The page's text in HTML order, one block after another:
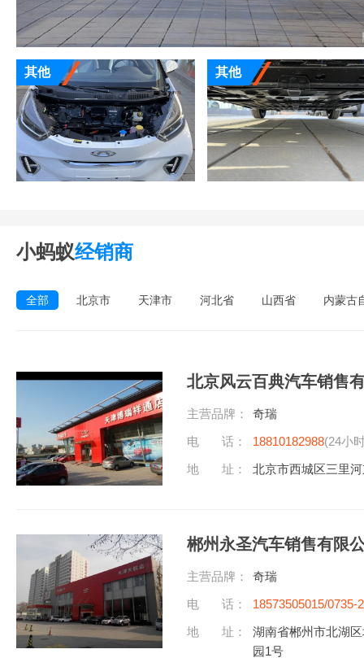
其他 其他
小蚂蚁经销商
全部 北京市 天津市 河北省 山西省 内蒙古
北京风云百典汽车销售
主营品牌：
奇瑞
电 话：
18810182988(24小
地 址：
北京市西城区三里
郴州永圣汽车销售有限
主营品牌：
奇瑞
电 话：
18573505015/0735-
听)
地 址：
湖南省郴州市北湖
园1号